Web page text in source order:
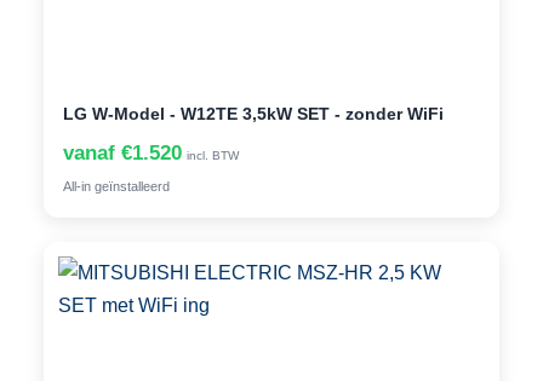
LG W-Model - W12TE 3,5kW SET - zonder WiFi
vanaf €1.520 incl. BTW
All-in geïnstalleerd